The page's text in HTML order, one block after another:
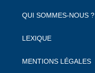
QUI SOMMES-NOUS ?
LEXIQUE
MENTIONS LÉGALES